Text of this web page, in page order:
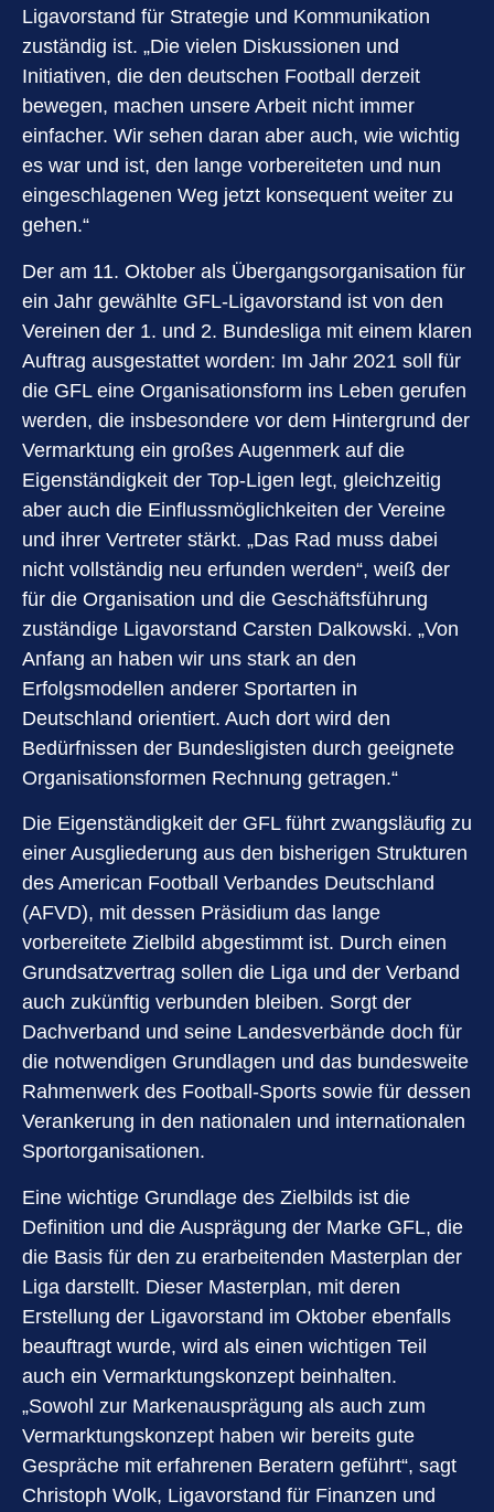
Ligavorstand für Strategie und Kommunikation
zuständig ist. „Die vielen Diskussionen und
Initiativen, die den deutschen Football derzeit
bewegen, machen unsere Arbeit nicht immer
einfacher. Wir sehen daran aber auch, wie wichtig
es war und ist, den lange vorbereiteten und nun
eingeschlagenen Weg jetzt konsequent weiter zu
gehen.“
Der am 11. Oktober als Übergangsorganisation für
ein Jahr gewählte GFL-Ligavorstand ist von den
Vereinen der 1. und 2. Bundesliga mit einem klaren
Auftrag ausgestattet worden: Im Jahr 2021 soll für
die GFL eine Organisationsform ins Leben gerufen
werden, die insbesondere vor dem Hintergrund der
Vermarktung ein großes Augenmerk auf die
Eigenständigkeit der Top-Ligen legt, gleichzeitig
aber auch die Einflussmöglichkeiten der Vereine
und ihrer Vertreter stärkt. „Das Rad muss dabei
nicht vollständig neu erfunden werden“, weiß der
für die Organisation und die Geschäftsführung
zuständige Ligavorstand Carsten Dalkowski. „Von
Anfang an haben wir uns stark an den
Erfolgsmodellen anderer Sportarten in
Deutschland orientiert. Auch dort wird den
Bedürfnissen der Bundesligisten durch geeignete
Organisationsformen Rechnung getragen.“
Die Eigenständigkeit der GFL führt zwangsläufig zu
einer Ausgliederung aus den bisherigen Strukturen
des American Football Verbandes Deutschland
(AFVD), mit dessen Präsidium das lange
vorbereitete Zielbild abgestimmt ist. Durch einen
Grundsatzvertrag sollen die Liga und der Verband
auch zukünftig verbunden bleiben. Sorgt der
Dachverband und seine Landesverbände doch für
die notwendigen Grundlagen und das bundesweite
Rahmenwerk des Football-Sports sowie für dessen
Verankerung in den nationalen und internationalen
Sportorganisationen.
Eine wichtige Grundlage des Zielbilds ist die
Definition und die Ausprägung der Marke GFL, die
die Basis für den zu erarbeitenden Masterplan der
Liga darstellt. Dieser Masterplan, mit deren
Erstellung der Ligavorstand im Oktober ebenfalls
beauftragt wurde, wird als einen wichtigen Teil
auch ein Vermarktungskonzept beinhalten.
„Sowohl zur Markenausprägung als auch zum
Vermarktungskonzept haben wir bereits gute
Gespräche mit erfahrenen Beratern geführt“, sagt
Christoph Wolk, Ligavorstand für Finanzen und